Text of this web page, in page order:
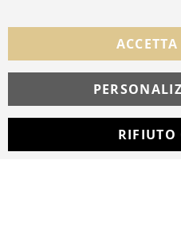
FOLLOW US
RIFIUTO